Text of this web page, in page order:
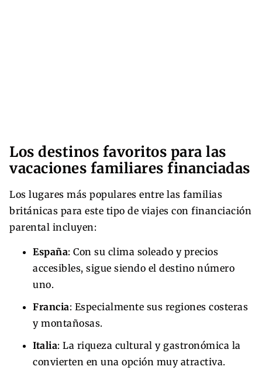
Los destinos favoritos para las
vacaciones familiares financiadas
Los lugares más populares entre las familias
británicas para este tipo de viajes con financiación
parental incluyen:
España: Con su clima soleado y precios
accesibles, sigue siendo el destino número
uno.
Francia: Especialmente sus regiones costeras
y montañosas.
Italia: La riqueza cultural y gastronómica la
convierten en una opción muy atractiva.